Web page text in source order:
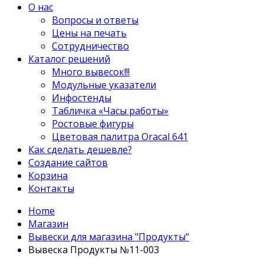
О нас
Вопросы и ответы
Цены на печать
Сотрудничество
Каталог решений
Много вывесок!!!
Модульные указатели
Инфостенды
Табличка «Часы работы»
Ростовые фигуры
Цветовая палитра Oracal 641
Как сделать дешевле?
Создание сайтов
Корзина
Контакты
Home
Магазин
Вывески для магазина "Продукты"
Вывеска Продукты №11-003